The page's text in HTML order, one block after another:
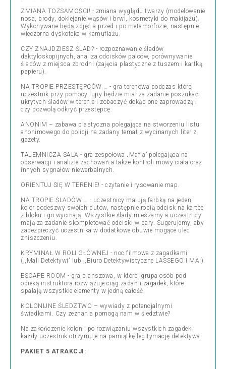
ZMIANA TOŻSAMOŚCI! - zmiana wyglądu twarzy (modelowanie
nosa, brody, doklejanie wąsów i brwi, kosmetyki do makijażu).
Wykonywane będą zdjęcia przed i po metamorfozie, następnie
wieczorna dyskoteka w kamuflażu.
CZY ZNAJDZIESZ ŚLAD? - rozpoznawanie śladów
daktyloskopijnych, analiza odcisków palców, porównywanie
śladów z miejsca zbrodni (zajęcia plastyczne z tuszem i kartką
papieru).
NA TROPIE PRZESTĘPCÓW … - gra terenowa podczas której
uczestnik przy pomocy lupy będzie miał za zadanie poszukać
ukrytych śladów w terenie i zobaczyć dokąd one zaprowadzą i
czy pozwolą odkryć przestępcę.
ANONIM – zabawa plastyczna polegająca na stworzeniu listu
anonimowego do policji na zadany temat z wycinanych liter z
gazety.
TAJEMNICZA SALA - gra zespołowa „Mafia” polegająca na
obserwacji i analizie zachowań a także kontroli mowy ciała oraz
innych sygnałów niewerbalnych.
ORIENTUJ SIĘ W TERENIE! - czytanie i rysowanie map.
NA TROPIE ŚLADÓW … - uczestnicy malują farbką na jeden
kolor podeszwy swoich butów, następnie robią odcisk na kartce
z bloku i go wycinają. Wszystkie ślady mieszamy a uczestnicy
mają za zadanie skompletować odciski w pary. Sugerujemy, aby
zabezpieczyć uczestnika w dodatkowe obuwie mogące ulec
zniszczeniu.
KRYMINAŁ W ROLI GŁÓWNEJ - noc filmowa z zagadkami
(,,Mali Detektywi” lub ,,Biuro Detektywistyczne LASSEGO I MAI).
ESCAPE ROOM - gra planszowa, w której grupa osób pod
opieką instruktora rozwiązuje ciąg zadań i zagadek, które
spalają wszystkie elementy w jedną całość.
KOLONIJNE ŚLEDZTWO – wywiady z potencjalnymi
świadkami. Czy zeznania pomogą nam w śledztwie?
Na zakończenie kolonii po rozwiązaniu wszystkich zagadek
każdy uczestnik otrzymuje na pamiątkę legitymację detektywa.
PAKIET 5 ATRAKCJI: